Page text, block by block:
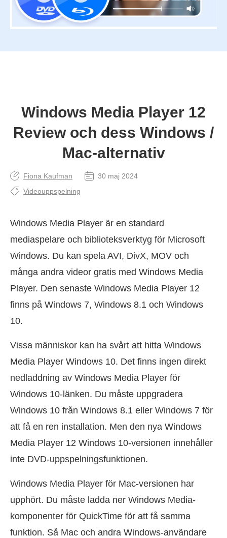
Windows Media Player 12
Review och dess Windows /
Mac-alternativ
Fiona Kaufman
30 maj 2024
Videouppspelning
Windows Media Player är en standard
mediaspelare och biblioteksverktyg för Microsoft
Windows. Du kan spela AVI, DivX, MOV och
många andra videor gratis med Windows Media
Player. Den senaste Windows Media Player 12
finns på Windows 7, Windows 8.1 och Windows
10.
Vissa människor kan ha svårt att hitta Windows
Media Player Windows 10. Det finns ingen direkt
nedladdning av Windows Media Player för
Windows 10-länken. Du måste uppgradera
Windows 10 från Windows 8.1 eller Windows 7 för
att få en ren installation. Men den nya Windows
Media Player 12 Windows 10-versionen innehåller
inte DVD-uppspelningsfunktionen.
Windows Media Player för Mac-versionen har
upphört. Du måste ladda ner Windows Media-
komponenter för QuickTime för att få samma
funktion. Så Mac och andra Windows-användare